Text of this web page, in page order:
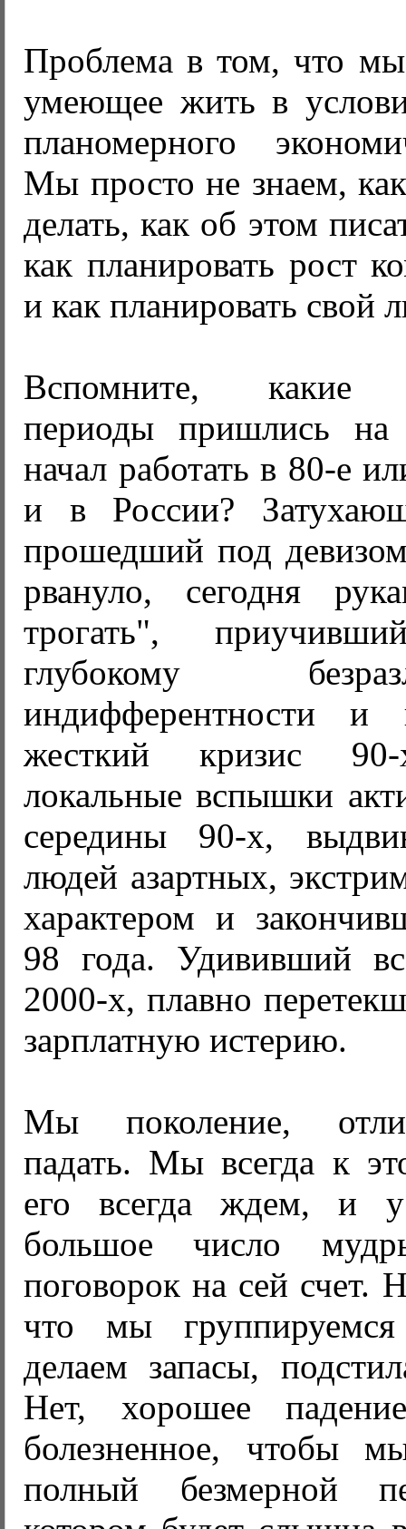
Проблема в том, что
умеющее жить в
планомерного
Мы просто не знаем,
делать, как об этом
как планировать рост
и как планировать свой
Вспомните, какие
периоды пришлись
начал работать в 80-е
и в России?
прошедший под
рвануло, сегодня
трогать",
глубокому
индифферентности
жесткий кризис
локальные вспышки
середины 90-х,
людей азартных,
характером и
98 года. Удививший
2000-х, плавно
зарплатную истерию.
Мы поколение,
падать. Мы всегда к
его всегда ждем, и
большое число
поговорок на сей счет.
что мы
делаем запасы,
Нет, хорошее
болезненное, чтобы
полный безмерной